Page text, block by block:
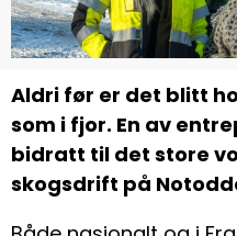
Aldri før er det blitt
som i fjor. En av
bidratt til det store
skogsdrift på